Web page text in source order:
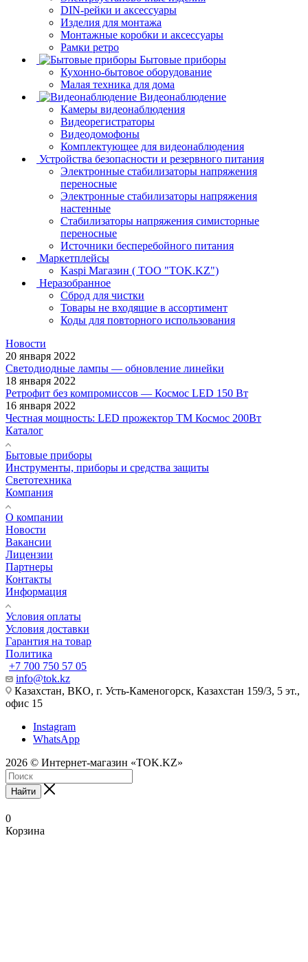
DIN-рейки и аксессуары
Изделия для монтажа
Монтажные коробки и аксессуары
Рамки ретро
Бытовые приборы
Кухонно-бытовое оборудование
Малая техника для дома
Видеонаблюдение
Камеры видеонаблюдения
Видеорегистраторы
Видеодомофоны
Комплектующее для видеонаблюдения
Устройства безопасности и резервного питания
Электронные стабилизаторы напряжения
переносные
Электронные стабилизаторы напряжения
настенные
Стабилизаторы напряжения симисторные
переносные
Источники бесперебойного питания
Маркетплейсы
Kaspi Магазин ( ТОО "TOK.KZ")
Неразобранное
Сброд для чистки
Товары не входящие в ассортимент
Коды для повторного использования
Новости
20 января 2022
Светодиодные лампы — обновление линейки
18 января 2022
Ретрофит без компромиссов — Космос LED 150 Вт
16 января 2022
Честная мощность: LED прожектор ТМ Космос 200Вт
Каталог
Бытовые приборы
Инструменты, приборы и средства защиты
Светотехника
Компания
О компании
Новости
Вакансии
Лицензии
Партнеры
Контакты
Информация
Условия оплаты
Условия доставки
Гарантия на товар
Политика
+7 700 750 57 05
info@tok.kz
Казахстан, ВКО, г. Усть-Каменогорск, Казахстан 159/3, 5 эт.,
офис 15
Instagram
WhatsApp
2026 © Интернет-магазин «TOK.KZ»
Найти
0
Корзина